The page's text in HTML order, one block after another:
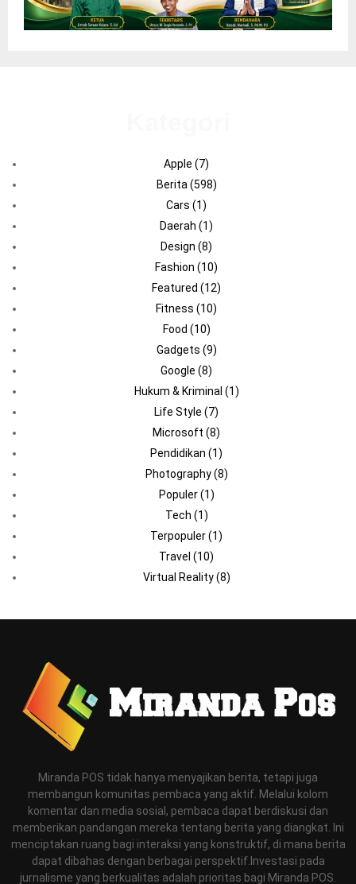
Apple (7)
Berita (598)
Cars (1)
Daerah (1)
Design (8)
Fashion (10)
Featured (12)
Fitness (10)
Food (10)
Gadgets (9)
Google (8)
Hukum & Kriminal (1)
Life Style (7)
Microsoft (8)
Pendidikan (1)
Photography(8)
Populer(1)
Tech (1)
Terpopuler(1)
Travel (10)
Virtual Reality(8)
Miranda POS tidak hanya menyajikan berita, tetapi juga
membangun komunitas pembaca yang aktif. Melalui kolom
komentar dan media sosial, pembaca dapat berdiskusi dan
memberikan pandangan mereka tentang berita yang diangkat. Ini
menciptakan ruang bagi interaksi yang konstruktif, di mana berita
dapat dibahas dengan berbagai perspektif.Investasi pada
jurnalisme yang berkualitas adalah prioritas bagi Miranda POS.